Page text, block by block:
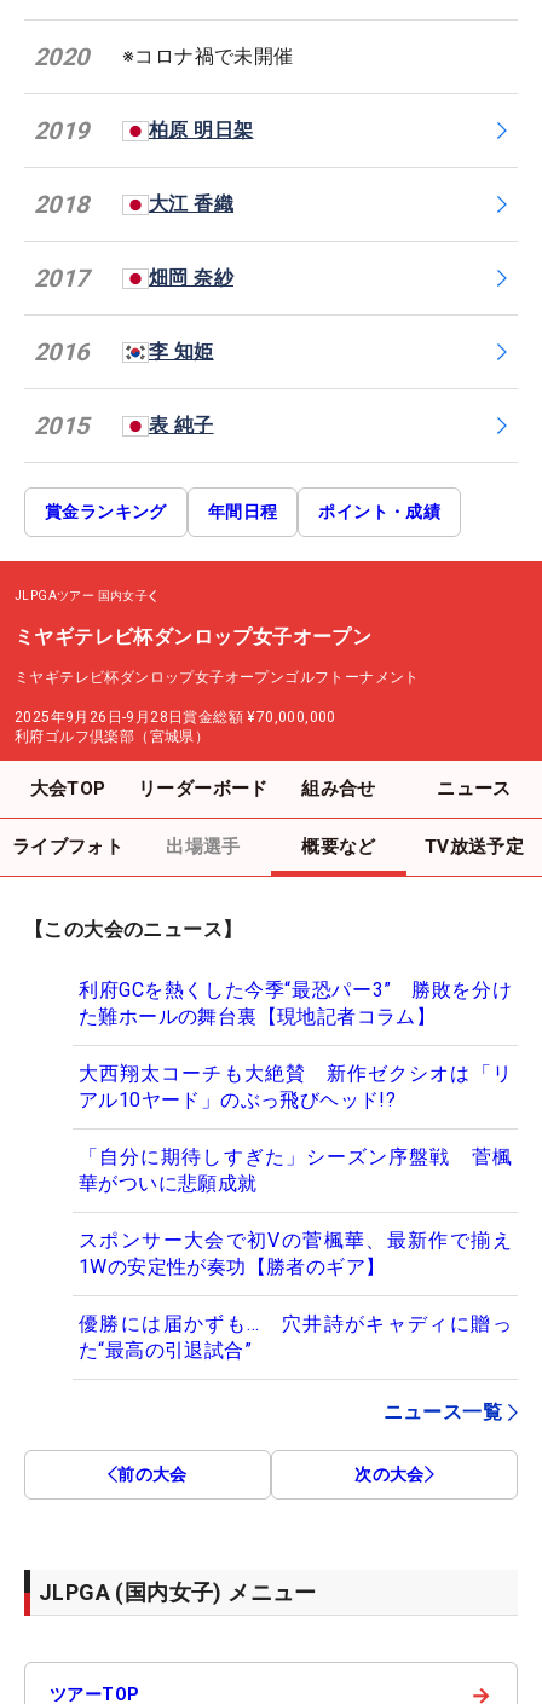
2020 ※コロナ禍で未開催
2019 柏原 明日架
2018 大江 香織
2017 畑岡 奈紗
2016 李 知姫
2015 表 純子
賞金ランキング 年間日程 ポイント・成績
JLPGAツアー 国内女子
ミヤギテレビ杯ダンロップ女子オープン
ミヤギテレビ杯ダンロップ女子オープンゴルフトーナメント
2025年9月26日-9月28日賞金総額 ¥70,000,000
利府ゴルフ倶楽部（宮城県）
大会TOP リーダーボード 組み合せ ニュース
ライブフォト 出場選手 概要など TV放送予定
【この大会のニュース】
利府GCを熱くした今季“最恐パー3” 勝敗を分け
た難ホールの舞台裏【現地記者コラム】
大西翔太コーチも大絶賛 新作ゼクシオは「リ
アル10ヤード」のぶっ飛びヘッド!?
「自分に期待しすぎた」シーズン序盤戦 菅楓
華がついに悲願成就
スポンサー大会で初Vの菅楓華、最新作で揃え
1Wの安定性が奏功【勝者のギア】
優勝には届かずも… 穴井詩がキャディに贈っ
た“最高の引退試合”
ニュース一覧
前の大会 次の大会
JLPGA (国内女子) メニュー
ツアーTOP →